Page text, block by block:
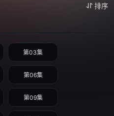
青春男」等。负责脚本的是荒川
，曾参与「狼与香辛料」「武器
作品。音乐相关由中川幸太郎担
的「gosick」「妖狐x仆ss」
，讲诉对抗罪犯的故事。
排序
第03集
第06集
第09集